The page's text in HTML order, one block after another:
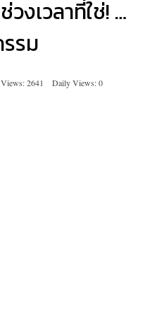
งเวลาที่ใช่! …
รม
2641
Daily Views: 0